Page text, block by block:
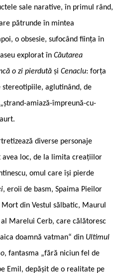
sale narative, în primul rând,
pătrunde în mintea
o obsesie, sufocând ființa în
explorat în Căutarea
o zi pierdută și Cenaclu: forța
aglutinând, de
amiază-împreună-cu-
diverse personaje
avea loc, de la limita creațiilor
omul care își pierde
, eroii de basm, Spaima Pieilor
din Vestul sălbatic, Maurul
Marelui Cerb, care călătoresc
doamnă vatman“ din Ultimul
, fantasma „fără niciun fel de
Emil, depășit de o realitate pe